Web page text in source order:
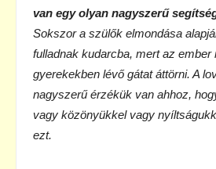
van egy olyan nagyszerű
Sokszor a szülők elmondása
fulladnak kudarcba, mert az ember
gyerekekben lévő gátat áttörni. A
nagyszerű érzékük van ahhoz,
vagy közönyükkel vagy
ezt.